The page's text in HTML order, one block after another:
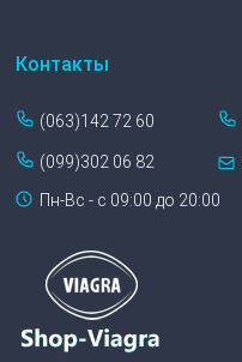
Контакты
(063)142 72 60
(099)302 06 82
Пн-Вс - с 09:00 до 20:00